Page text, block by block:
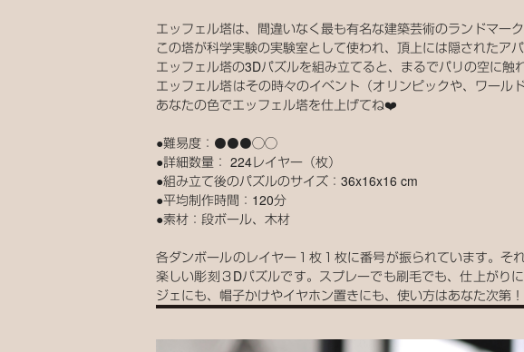
エッフェル塔は、間違いなく最も有名な建築芸術のランドマーク
この塔が科学実験の実験室として使われ、頂上には隠されたア
エッフェル塔の3Dパズルを組み立てると、まるでパリの空に触
エッフェル塔はその時々のイベント（オリンピックや、ワール
あなたの色でエッフェル塔を仕上げてね❤️
●難易度：⚫️⚫️⚫️◯◯
●詳細数量： 224レイヤー（枚）
●組み立て後のパズルのサイズ：36x16x16 cm
●平均制作時間：120分
●素材：段ボール、木材
各ダンボールのレイヤー１枚１枚に番号が振られています。
楽しい彫刻３Dパズルです。スプレーでも刷毛でも、仕上がり
ジェにも、帽子かけやイヤホン置きにも、使い方はあなた次第！